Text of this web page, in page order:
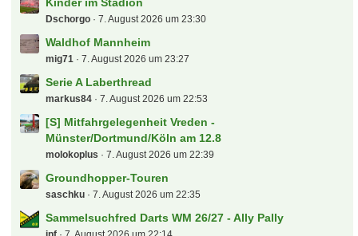
Letzte Beiträge
3. Liga 26/27
(S) 4x Eishockey WM 2027 Gelsenkirchen Stehplatz
alles rund ums gesindel, egal ob analjo, blatter,